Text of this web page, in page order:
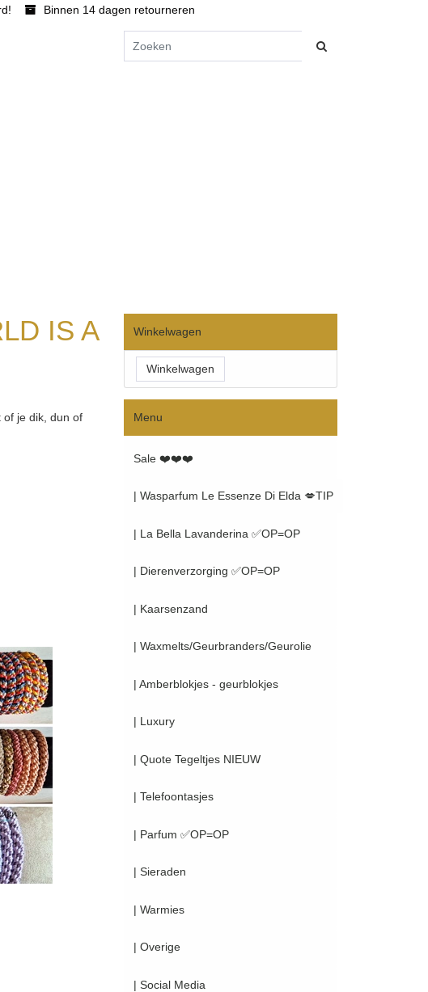
Binnen 14 dagen retourneren
IS A
of je dik, dun of
Winkelwagen
Menu
Sale ❤️❤️❤️
| Wasparfum Le Essenze Di Elda 💋TIP
| La Bella Lavanderina ✅OP=OP
| Dierenverzorging ✅OP=OP
| Kaarsenzand
| Waxmelts/Geurbranders/Geurolie
| Amberblokjes - geurblokjes
| Luxury
| Quote Tegeltjes NIEUW
| Telefoontasjes
| Parfum ✅OP=OP
| Sieraden
| Warmies
| Overige
| Social Media